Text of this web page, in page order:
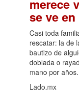
merece
se ve
Casi toda
rescatar: la de
bautizo de
doblada o
mano por años.
Lado.mx